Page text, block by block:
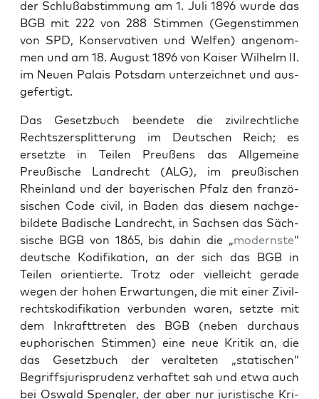
der Schlußab­stim­mung am 1. Juli 1896 wurde das
BGB mit 222 von 288 Stim­men (Gegen­stim­men
von SPD, Kon­ser­v­a­tiv­en und Welfen) angenom­
men und am 18. August 1896 von Kaiser Wil­helm II.
im Neuen Palais Pots­dam unterze­ich­net und aus­
ge­fer­tigt.
Das Geset­zbuch been­dete die zivil­rechtliche
Recht­sz­er­split­terung im Deutschen Reich; es
erset­zte in Teilen Preußens das All­ge­meine
Preußis­che Lan­drecht (ALG), im preußis­chen
Rhein­land und der bay­erischen Pfalz den franzö­
sis­chen Code civ­il, in Baden das diesem nachge­
bildete Badis­che Lan­drecht, in Sach­sen das Säch­
sis­che BGB von 1865, bis dahin die „mod­ern­ste“
deutsche Kod­i­fika­tion, an der sich das BGB in
Teilen ori­en­tierte. Trotz oder vielle­icht ger­ade
wegen der hohen Erwartun­gen, die mit ein­er Zivil­
recht­skod­i­fika­tion ver­bun­den waren, set­zte mit
dem Inkraft­treten des BGB (neben dur­chaus
eupho­rischen Stim­men) eine neue Kri­tik an, die
das Geset­zbuch der ver­al­teten „sta­tis­chen“
Begriff­sjurispru­denz ver­haftet sah und etwa auch
bei Oswald Spen­gler, der aber nur juris­tis­che Kri­